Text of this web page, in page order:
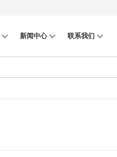
新闻中心 联系我们